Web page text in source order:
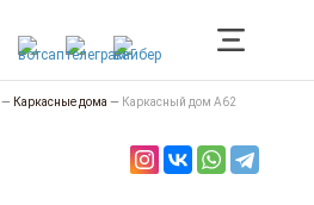
— Каркасные дома — Каркасный дом А62